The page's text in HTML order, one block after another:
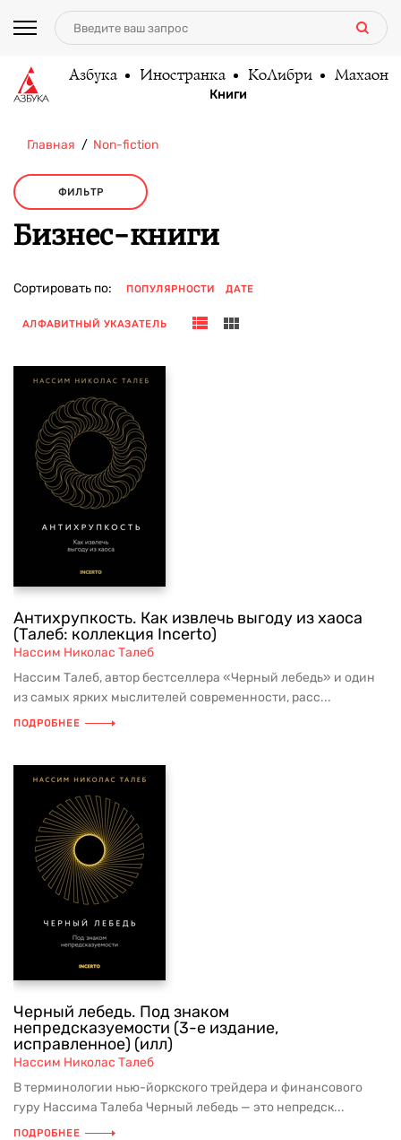
Азбука Иностранка КоЛибри Махаон
Книги
Главная Non-fiction
ФИЛЬТР
Бизнес-книги
Сортировать по: ПОПУЛЯРНОСТИ ДАТЕ
АЛФАВИТНЫЙ УКАЗАТЕЛЬ
Антихрупкость. Как извлечь выгоду из хаоса
(Талеб: коллекция Incerto)
Нассим Николас Талеб
Нассим Талеб, автор бестселлера «Черный лебедь» и один
из самых ярких мыслителей современности, расс...
ПОДРОБНЕЕ
Черный лебедь. Под знаком
непредсказуемости (3-е издание,
исправленное) (илл)
Нассим Николас Талеб
В терминологии нью-йоркского трейдера и финансового
гуру Нассима Талеба Черный лебедь — это непредск...
ПОДРОБНЕЕ